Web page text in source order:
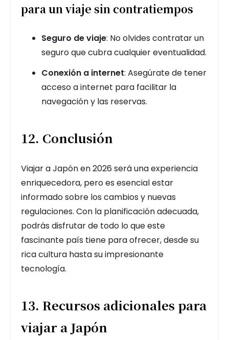
para un viaje sin contratiempos
Seguro de viaje: No olvides contratar un
seguro que cubra cualquier eventualidad.
Conexión a internet: Asegúrate de tener
acceso a internet para facilitar la
navegación y las reservas.
12. Conclusión
Viajar a Japón en 2026 será una experiencia
enriquecedora, pero es esencial estar
informado sobre los cambios y nuevas
regulaciones. Con la planificación adecuada,
podrás disfrutar de todo lo que este
fascinante país tiene para ofrecer, desde su
rica cultura hasta su impresionante
tecnología.
13. Recursos adicionales para
viajar a Japón